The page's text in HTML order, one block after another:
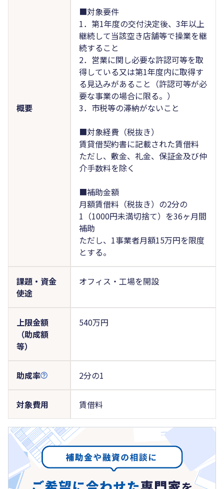
概要
■対象要件
1．第1年度の交付決定後、3年以上
継続して当該空き店舗等で操業を継
続すること
2．営業に関し必要な許認可等を取
得している又は第1年度内に取得す
る見込みがあること（許認可等が必
要な事業の場合に限る。）
3．市税等の滞納がないこと
■対象経費（税抜き）
賃貸借契約書に記載された賃借料
ただし、敷金、礼金、保証金及び仲
介手数料を除く
■補助金額
月額賃借料（税抜き）の2分の
1（1000円未満切捨て）を36ヶ月間
補助
ただし、1事業者月額15万円を限度
とする。
課題・資金
使途
オフィス・工場を開設
上限金額
（助成額
等）
540万円
助成率 2分の1
対象費用 賃借料